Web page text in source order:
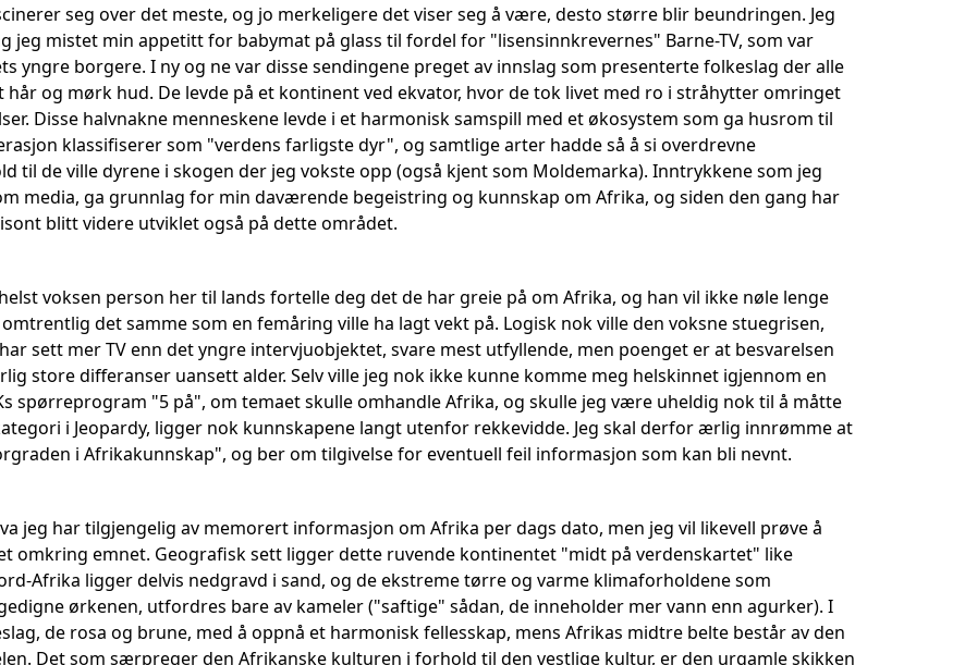
seg over det meste, og jo merkeligere det viser seg å være, desto større blir beundringen. Jeg
jeg mistet min appetitt for babymat på glass til fordel for "lisensinnkrevernes" Barne-TV, som var
yngre borgere. I ny og ne var disse sendingene preget av innslag som presenterte folkeslag der alle
hår og mørk hud. De levde på et kontinent ved ekvator, hvor de tok livet med ro i stråhytter omringet
Disse halvnakne menneskene levde i et harmonisk samspill med et økosystem som ga husrom til
klassifiserer som "verdens farligste dyr", og samtlige arter hadde så å si overdrevne
til de ville dyrene i skogen der jeg vokste opp (også kjent som Moldemarka). Inntrykkene som jeg
media, ga grunnlag for min daværende begeistring og kunnskap om Afrika, og siden den gang har
blitt videre utviklet også på dette området.
voksen person her til lands fortelle deg det de har greie på om Afrika, og han vil ikke nøle lenge
det samme som en femåring ville ha lagt vekt på. Logisk nok ville den voksne stuegrisen,
sett mer TV enn det yngre intervjuobjektet, svare mest utfyllende, men poenget er at besvarelsen
store differanser uansett alder. Selv ville jeg nok ikke kunne komme meg helskinnet igjennom en
spørreprogram "5 på", om temaet skulle omhandle Afrika, og skulle jeg være uheldig nok til å måtte
i Jeopardy, ligger nok kunnskapene langt utenfor rekkevidde. Jeg skal derfor ærlig innrømme at
i Afrikakunnskap", og ber om tilgivelse for eventuell feil informasjon som kan bli nevnt.
jeg har tilgjengelig av memorert informasjon om Afrika per dags dato, men jeg vil likevell prøve å
omkring emnet. Geografisk sett ligger dette ruvende kontinentet "midt på verdenskartet" like
Afrika ligger delvis nedgravd i sand, og de ekstreme tørre og varme klimaforholdene som
ørkenen, utfordres bare av kameler ("saftige" sådan, de inneholder mer vann enn agurker). I
de rosa og brune, med å oppnå et harmonisk fellesskap, mens Afrikas midtre belte består av den
Det som særpreger den Afrikanske kulturen i forhold til den vestlige kultur, er den urgamle skikken